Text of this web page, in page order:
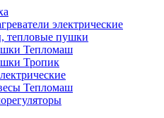
электрические
тепловые пушки
Тепломаш
Тропик
Тепломаш